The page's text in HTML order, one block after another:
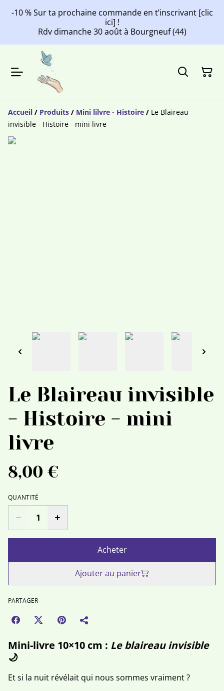
-10 % Sur ta prochaine commande en t’inscrivant [clic
ici] !
Rdv dimanche 30 août à Bourgneuf (44)
Accueil / Produits / Mini lilvre - Histoire / Le Blaireau
invisible - Histoire - mini livre
Le Blaireau invisible
- Histoire - mini
livre
8,00 €
QUANTITÉ
Acheter
Ajouter au panier
PARTAGER
Mini-livre 10×10 cm : Le blaireau invisible
🌙
Et si la nuit révélait qui nous sommes vraiment ?